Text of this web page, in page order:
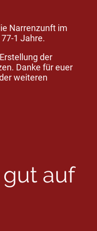
Narrenzunft im
1 Jahre.
der
Danke für euer
weiteren
auf